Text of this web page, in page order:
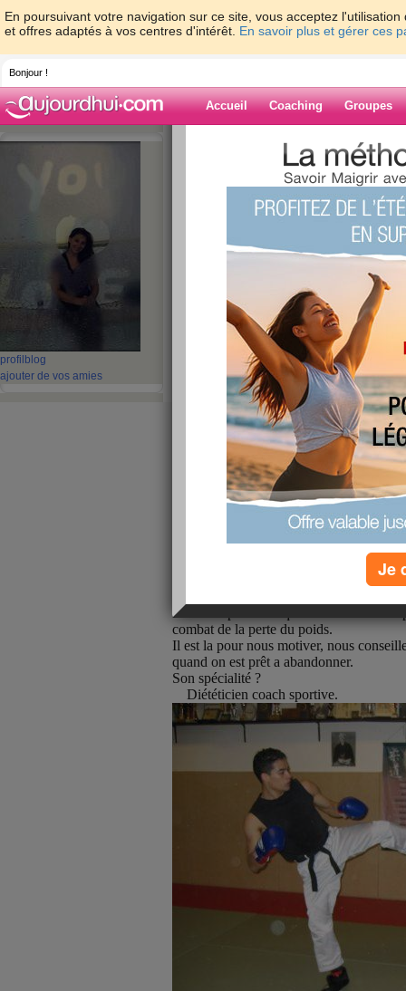
En poursuivant votre navigation sur ce site, vous acceptez
et offres adaptés à vos centres d'intérêt. En savoir plus et gérer ces
Bonjour !
Accueil Coaching Groupes
profil blog
ajouter de vos amies
> > !!!!! joyeux
Blog de DEVI
!!!!! joyeux
Pour une personne qui consacre son
combat de la perte du poids.
Il est la pour nous motiver, nous
quand on est prêt a abandonner.
Son spécialité ?
Diététicien coach sportive.
Je